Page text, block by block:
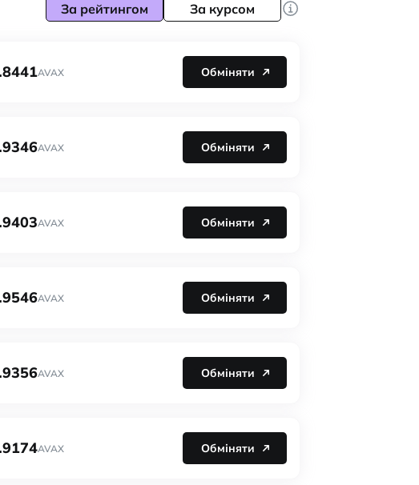
За рейтингом За курсом
AVAX Обміняти
AVAX Обміняти
AVAX Обміняти
AVAX Обміняти
AVAX Обміняти
AVAX Обміняти